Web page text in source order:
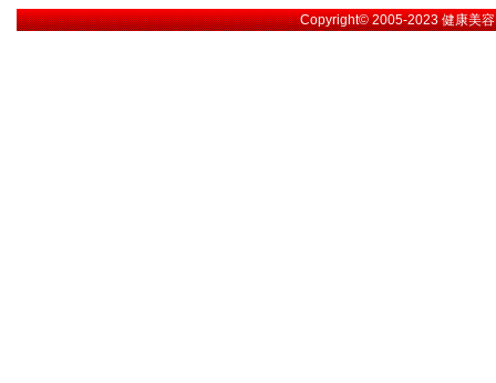
Copyright© 2005-2023健康美